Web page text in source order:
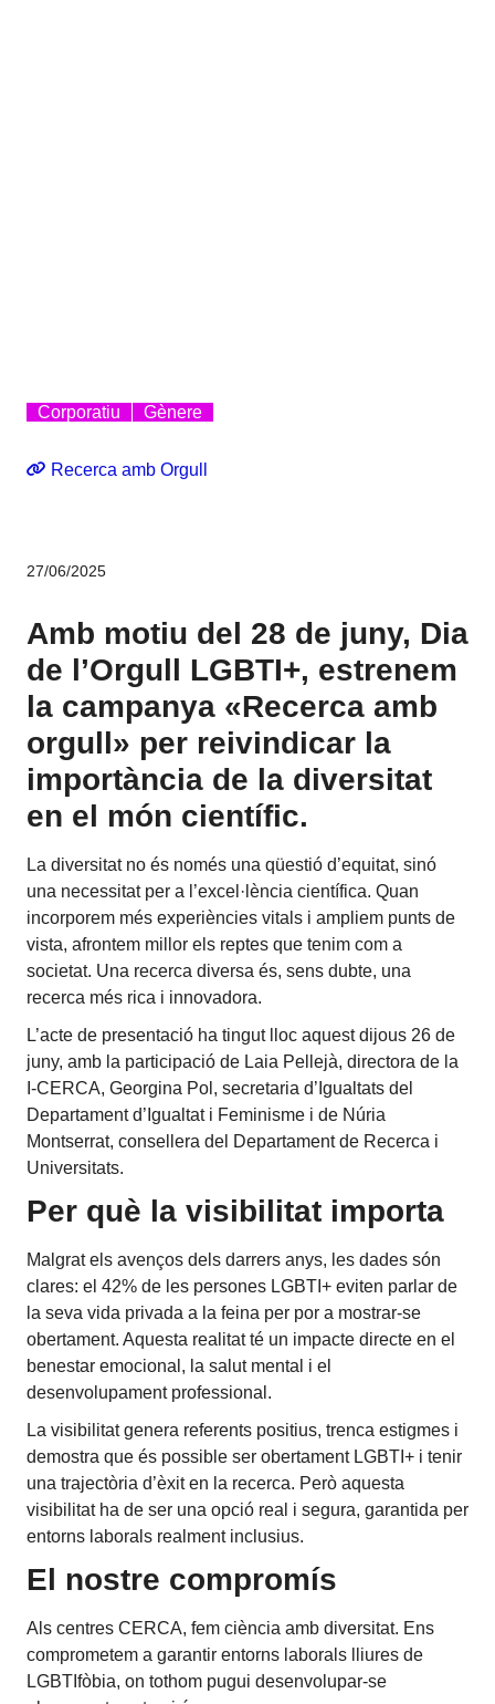
Corporatiu Gènere
Recerca amb Orgull
27/06/2025
Amb motiu del 28 de juny, Dia
de l’Orgull LGBTI+, estrenem
la campanya «Recerca amb
orgull» per reivindicar la
importància de la diversitat
en el món científic.
La diversitat no és només una qüestió d’equitat, sinó
una necessitat per a l’excel·lència científica. Quan
incorporem més experiències vitals i ampliem punts de
vista, afrontem millor els reptes que tenim com a
societat. Una recerca diversa és, sens dubte, una
recerca més rica i innovadora.
L’acte de presentació ha tingut lloc aquest dijous 26 de
juny, amb la participació de Laia Pellejà, directora de la
I-CERCA, Georgina Pol, secretaria d’Igualtats del
Departament d’Igualtat i Feminisme i de Núria
Montserrat, consellera del Departament de Recerca i
Universitats.
Per què la visibilitat importa
Malgrat els avenços dels darrers anys, les dades són
clares: el 42% de les persones LGBTI+ eviten parlar de
la seva vida privada a la feina per por a mostrar-se
obertament. Aquesta realitat té un impacte directe en el
benestar emocional, la salut mental i el
desenvolupament professional.
La visibilitat genera referents positius, trenca estigmes i
demostra que és possible ser obertament LGBTI+ i tenir
una trajectòria d’èxit en la recerca. Però aquesta
visibilitat ha de ser una opció real i segura, garantida per
entorns laborals realment inclusius.
El nostre compromís
Als centres CERCA, fem ciència amb diversitat. Ens
comprometem a garantir entorns laborals lliures de
LGBTIfòbia, on tothom pugui desenvolupar-se